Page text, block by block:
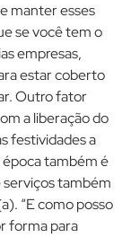
manter esses
se você tem o
empresas,
estar coberto
Outro fator
a liberação do
festividades a
também é
também
“E como posso
forma para